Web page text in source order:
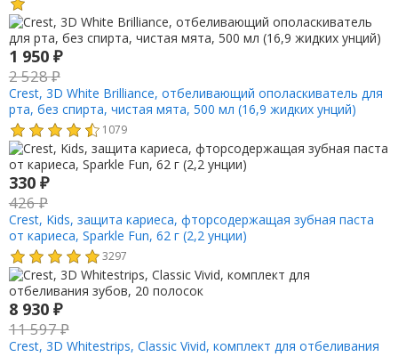
1 950 ₽
2 528₽
Crest, 3D White Brilliance, отбеливающий ополаскиватель для
рта, без спирта, чистая мята, 500 мл (16,9 жидких унций)
1079
330 ₽
426₽
Crest, Kids, защита кариеса, фторсодержащая зубная паста
от кариеса, Sparkle Fun, 62 г (2,2 унции)
3297
8 930 ₽
11 597₽
Crest, 3D Whitestrips, Classic Vivid, комплект для отбеливания